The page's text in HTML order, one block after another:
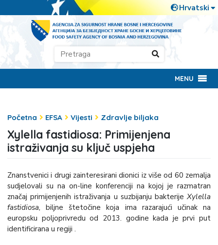
MENU
Početna EFSA Vijesti Zdravlje biljaka
Xylella fastidiosa: Primijenjena
istraživanja su ključ uspjeha
Znanstvenici i drugi zainteresirani dionici iz više od 60 zemalja
sudjelovali su na on-line konferenciji na kojoj je razmatran
značaj primijenjenih istraživanja u suzbijanju bakterijeXylella
fastidiosa,biljne štetočine koja ima razarajući učinak na
europsku poljoprivredu od 2013. godine kada je prvi put
identificirana u regiji .